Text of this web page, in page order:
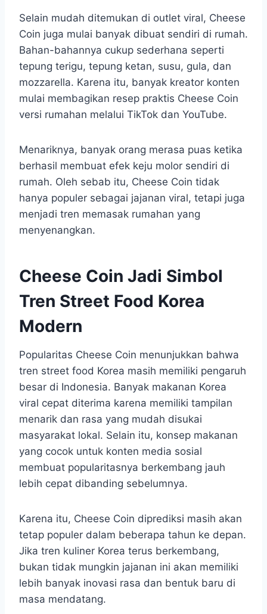
Selain mudah ditemukan di outlet viral, Cheese
Coin juga mulai banyak dibuat sendiri di rumah.
Bahan-bahannya cukup sederhana seperti
tepung terigu, tepung ketan, susu, gula, dan
mozzarella. Karena itu, banyak kreator konten
mulai membagikan resep praktis Cheese Coin
versi rumahan melalui TikTok dan YouTube.
Menariknya, banyak orang merasa puas ketika
berhasil membuat efek keju molor sendiri di
rumah. Oleh sebab itu, Cheese Coin tidak
hanya populer sebagai jajanan viral, tetapi juga
menjadi tren memasak rumahan yang
menyenangkan.
Cheese Coin Jadi Simbol
Tren Street Food Korea
Modern
Popularitas Cheese Coin menunjukkan bahwa
tren street food Korea masih memiliki pengaruh
besar di Indonesia. Banyak makanan Korea
viral cepat diterima karena memiliki tampilan
menarik dan rasa yang mudah disukai
masyarakat lokal. Selain itu, konsep makanan
yang cocok untuk konten media sosial
membuat popularitasnya berkembang jauh
lebih cepat dibanding sebelumnya.
Karena itu, Cheese Coin diprediksi masih akan
tetap populer dalam beberapa tahun ke depan.
Jika tren kuliner Korea terus berkembang,
bukan tidak mungkin jajanan ini akan memiliki
lebih banyak inovasi rasa dan bentuk baru di
masa mendatang.